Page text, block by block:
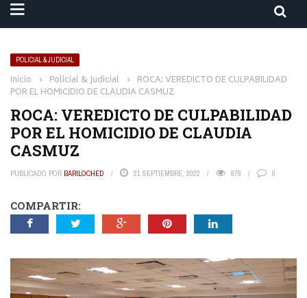
POLICIAL & JUDICIAL
Inicio › Policial & Judicial › ROCA: VEREDICTO DE CULPABILIDAD
POR EL HOMICIDIO DE CLAUDIA CASMUZ
ROCA: VEREDICTO DE CULPABILIDAD
POR EL HOMICIDIO DE CLAUDIA
CASMUZ
PUBLICADO POR BARILOCHED 21 SEPTIEMBRE, 2022 878 0
COMPARTIR: